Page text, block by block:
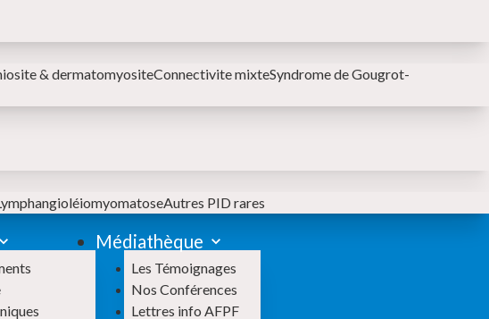
& dermatomyositeConnectivite mixteSyndrome de Gougrot-
Autres PID rares
Médiathèque
Les Témoignages
Nos Conférences
Lettres info AFPF